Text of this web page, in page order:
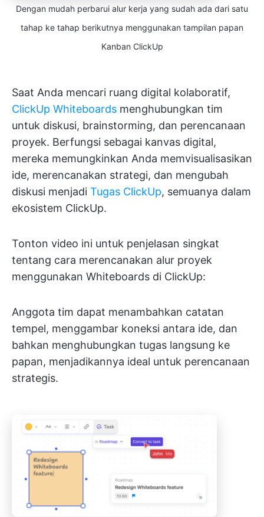
Dengan mudah perbarui alur kerja yang sudah ada dari satu
tahap ke tahap berikutnya menggunakan tampilan papan
Kanban ClickUp
Saat Anda mencari ruang digital kolaboratif,
ClickUp Whiteboards menghubungkan tim
untuk diskusi, brainstorming, dan perencanaan
proyek. Berfungsi sebagai kanvas digital,
mereka memungkinkan Anda memvisualisasikan
ide, merencanakan strategi, dan mengubah
diskusi menjadi Tugas ClickUp, semuanya dalam
ekosistem ClickUp.
Tonton video ini untuk penjelasan singkat
tentang cara merencanakan alur proyek
menggunakan Whiteboards di ClickUp:
Anggota tim dapat menambahkan catatan
tempel, menggambar koneksi antara ide, dan
bahkan menghubungkan tugas langsung ke
papan, menjadikannya ideal untuk perencanaan
strategis.